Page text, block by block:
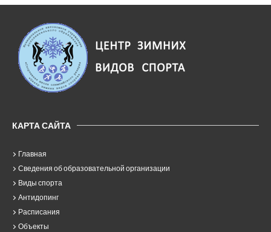
КАРТА САЙТА
Главная
Сведения об образовательной организации
Виды спорта
Антидопинг
Расписания
Объекты